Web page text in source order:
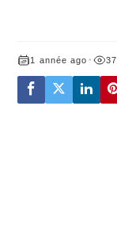
1 année ago • 37